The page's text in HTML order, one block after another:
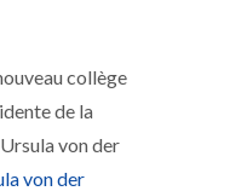
collège
de la
von der
von der